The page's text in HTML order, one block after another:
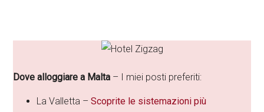
Dove alloggiare a Malta – I miei posti preferiti:
La Valletta –Scoprite le sistemazioni più